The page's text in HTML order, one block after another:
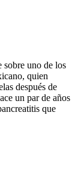
sobre uno de los
quien
después de
un par de años
que